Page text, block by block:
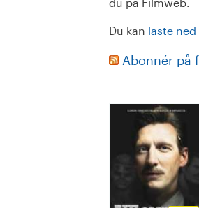
Du kan laste
Abonnér på